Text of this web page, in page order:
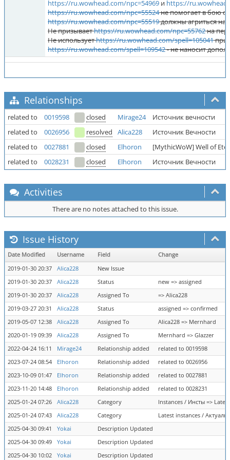
https://ru.wowhead.com/npc=54969 и https://
https://ru.wowhead.com/npc=55524не помогает в бою с
https://ru.wowhead.com/npc=55519должны агриться на
Не призываетhttps://ru.wowhead.com/npc=55762на
Не используетhttps://ru.wowhead.com/spell=105041при
https://ru.wowhead.com/spell=109542- не наносит
Relationships
related to 0019598 closed Mirage24
Источник вечности
related to
0026956 resolved Alica228
Источник Вечности
related to
0027881 closed Elhoron
[MythicWoW] Well of
related to
0028231 closed Elhoron Источник Вечности
Activities
There are no notes attached to this issue.
Issue History
Date Modified Username Field
Change
2019-01-30 20:37
Alica228
New Issue
2019-01-30 20:37
Alica228 Status
new => assigned
2019-01-30 20:37
Alica228 Assigned To
=> Alica228
2019-03-27 20:31
Alica228 Status
assigned => confirmed
2019-05-07 12:38
Alica228 Assigned To
Alica228 => Mernhard
2020-01-19 09:39
Alica228 Assigned To
Mernhard => Glazzer
2022-04-24 16:11
Mirage24 Relationship added
related to 0019598
2023-07-24 08:54
Elhoron Relationship added
related to 0026956
2023-10-09 01:47
Elhoron Relationship added
related to 0027881
2023-11-20 14:48
Elhoron Relationship added
related to 0028231
2025-01-24 07:26
Alica228 Category
Instances / Инсты =>
2025-01-24 07:43
Alica228 Category
Latest instances /
2025-04-30 09:41
Yokai
Description Updated
2025-04-30 09:49
Yokai
Description Updated
2025-04-30 10:02
Yokai Description Updated